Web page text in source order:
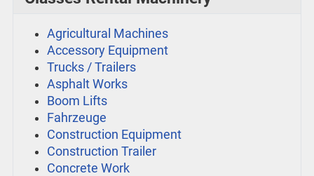
Agricultural Machines
Accessory Equipment
Trucks / Trailers
Asphalt Works
Boom Lifts
Fahrzeuge
Construction Equipment
Construction Trailer
Concrete Work